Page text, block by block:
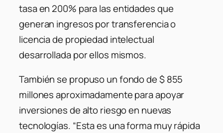
tasa en 200% para las entidades que
generan ingresos por transferencia o
licencia de propiedad intelectual
desarrollada por ellos mismos.
También se propuso un fondo de $ 855
millones aproximadamente para apoyar
inversiones de alto riesgo en nuevas
tecnologías. “Esta es una forma muy rápida